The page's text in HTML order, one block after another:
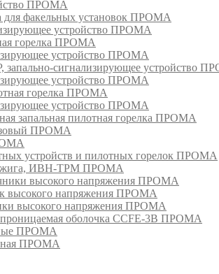
ПРОМА
факельных установок ПРОМА
устройство ПРОМА
горелка ПРОМА
устройство ПРОМА
сигнализирующее устройство
устройство ПРОМА
горелка ПРОМА
устройство ПРОМА
запальная пилотная горелка ПРОМА
ПРОМА
устройств и пилотных горелок ПРОМА
ИВН-ТРМ ПРОМА
высокого напряжения ПРОМА
высокого напряжения ПРОМА
высокого напряжения ПРОМА
оболочка CCFE-3B ПРОМА
ПРОМА
ПРОМА